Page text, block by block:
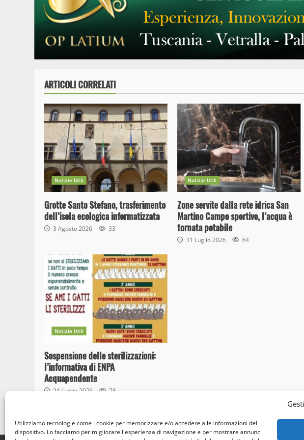
Utilizziamo tecnologie come i cookie per memorizzare e/o accedere alle informazioni del
dispositivo. Lo facciamo per migliorare l'esperienza di navigazione e per mostrare annunci
ARTICOLI CORRELATI
Notizie Utili
Grotte Santo Stefano, trasferimento
dell’isola ecologica informatizzata
3 Agosto 2026 33
Notizie Utili
Zone servite dalla rete idrica San
Martino Campo sportivo, l’acqua è
tornata potabile
31 Luglio 2026 64
Notizie Utili
Sospensione delle sterilizzazioni:
l’informativa di ENPA
Acquapendente
24 Luglio 2026 78